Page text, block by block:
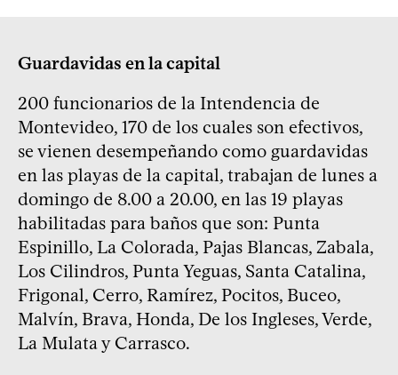
Guardavidas en la capital
200 funcionarios de la Intendencia de
Montevideo, 170 de los cuales son efectivos,
se vienen desempeñando como guardavidas
en las playas de la capital, trabajan de lunes a
domingo de 8.00 a 20.00, en las 19 playas
habilitadas para baños que son: Punta
Espinillo, La Colorada, Pajas Blancas, Zabala,
Los Cilindros, Punta Yeguas, Santa Catalina,
Frigonal, Cerro, Ramírez, Pocitos, Buceo,
Malvín, Brava, Honda, De los Ingleses, Verde,
La Mulata y Carrasco.